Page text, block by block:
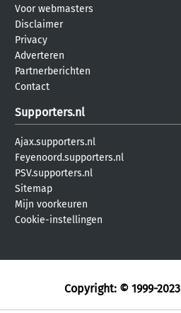
Voor webmasters
Disclaimer
Privacy
Adverteren
Partnerberichten
Contact
Supporters.nl
Ajax.supporters.nl
Feyenoord.supporters.nl
PSV.supporters.nl
Sitemap
Mijn voorkeuren
Cookie-instellingen
Copyright: © 1999-2023